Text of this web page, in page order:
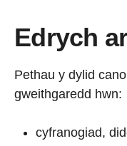
Edrych
Pethau y dylid
gweithgaredd hwn:
cyfranogiad,